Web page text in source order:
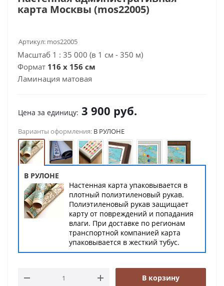
карта Москвы (mos22005)
Артикул: mos22005
Масштаб 1 : 35 000 (в 1 см - 350 м)
Формат 116 х 156 см
Ламинация матовая
Цена за единицу: 3 900 руб.
Варианты оформления: В РУЛОНЕ
В РУЛОНЕ
Настенная карта упаковывается в
плотный полиэтиленовый рукав.
Полиэтиленовый рукав защищает
карту от повреждений и попадания
влаги. При доставке по регионам
транспортной компанией карта
упаковывается в жесткий тубус.
В корзину